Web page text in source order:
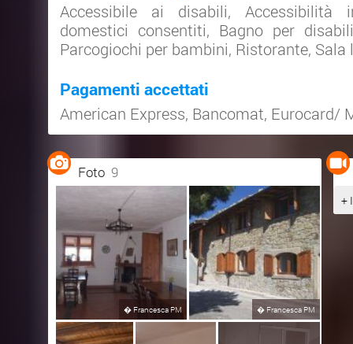
Accessibile ai disabili, Accessibilità
domestici consentiti, Bagno per
Parcogiochi per bambini, Ristorante, Sala
Pagamenti accettati
American Express, Bancomat, Eurocard/
Foto9
� Francesca PM � Francesca PM
+